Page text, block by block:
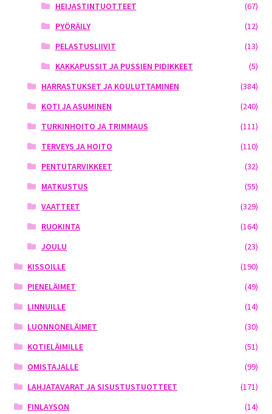
HEIJASTINTUOTTEET
(67)
PYÖRÄILY
(12)
PELASTUSLIIVIT
(13)
KAKKAPUSSIT JA PUSSIEN PIDIKKEET
(5)
HARRASTUKSET JA KOULUTTAMINEN
(384)
KOTI JA ASUMINEN
(240)
TURKINHOITO JA TRIMMAUS
(111)
TERVEYS JA HOITO
(110)
PENTUTARVIKKEET
(32)
MATKUSTUS
(55)
VAATTEET
(329)
RUOKINTA
(164)
JOULU
(23)
KISSOILLE
(190)
PIENELÄIMET
(49)
LINNUILLE
(14)
LUONNONELÄIMET
(30)
KOTIELÄIMILLE
(51)
OMISTAJALLE
(99)
LAHJATAVARAT JA SISUSTUSTUOTTEET
(171)
FINLAYSON
(14)